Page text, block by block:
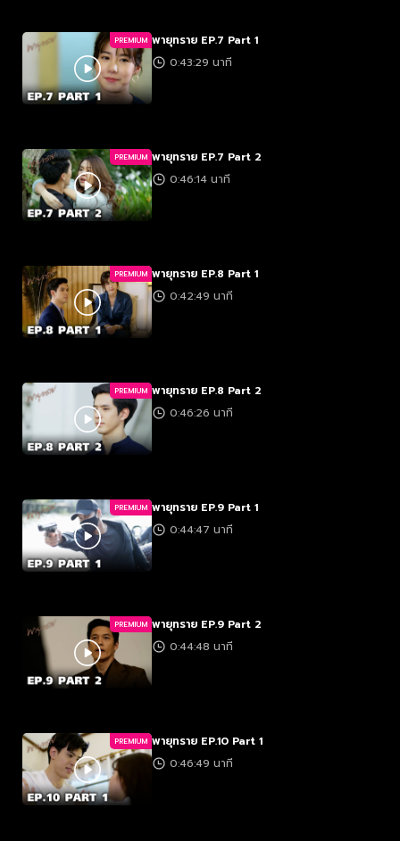
PREMIUM พายุทราย EP.7 Part 1
0:43:29 นาที
PREMIUM พายุทราย EP.7 Part 2
0:46:14 นาที
PREMIUM พายุทราย EP.8 Part 1
0:42:49 นาที
PREMIUM พายุทราย EP.8 Part 2
0:46:26 นาที
PREMIUM พายุทราย EP.9 Part 1
0:44:47 นาที
PREMIUM พายุทราย EP.9 Part 2
0:44:48 นาที
PREMIUM พายุทราย EP.10 Part 1
0:46:49 นาที